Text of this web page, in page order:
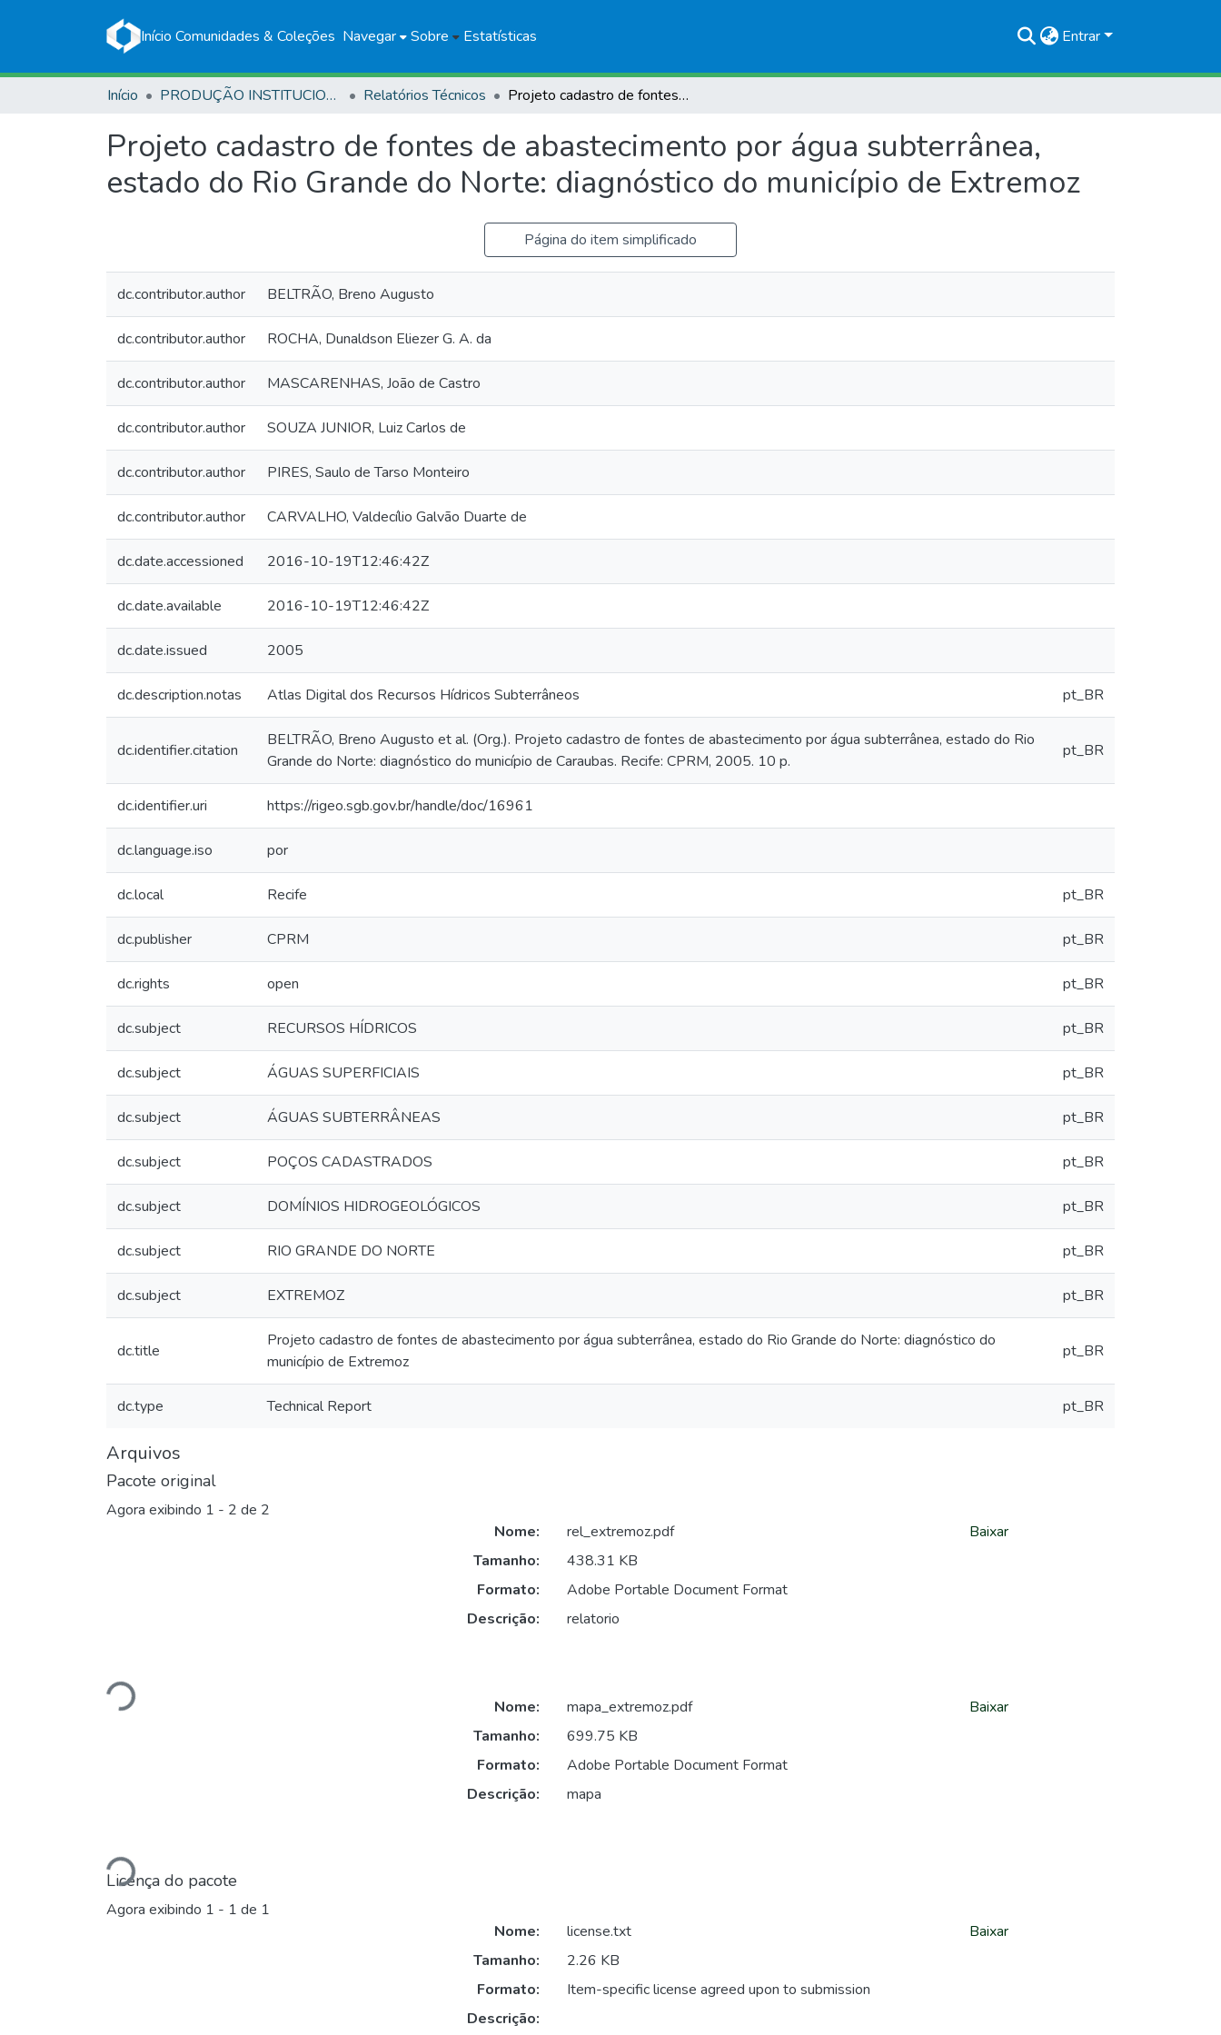
Início Comunidades & Coleções Navegar Sobre Estatísticas Entrar
Início PRODUÇÃO INSTITUCIONAL Relatórios Técnicos Projeto cadastro de fontes de abastecimento por água subterrânea, estado do Rio Grande do Norte: diagnóstico do município de Extremoz
Projeto cadastro de fontes de abastecimento por água subterrânea,
estado do Rio Grande do Norte: diagnóstico do município de Extremoz
Página do item simplificado
dc.contributor.author BELTRÃO, Breno Augusto
dc.contributor.author ROCHA, Dunaldson Eliezer G. A. da
dc.contributor.author MASCARENHAS, João de Castro
dc.contributor.author SOUZA JUNIOR, Luiz Carlos de
dc.contributor.author PIRES, Saulo de Tarso Monteiro
dc.contributor.author CARVALHO, Valdecílio Galvão Duarte de
dc.date.accessioned 2016-10-19T12:46:42Z
dc.date.available 2016-10-19T12:46:42Z
dc.date.issued 2005
dc.description.notas Atlas Digital dos Recursos Hídricos Subterrâneos pt_BR
dc.identifier.citation
BELTRÃO, Breno Augusto et al. (Org.). Projeto cadastro de fontes de abastecimento por água subterrânea, estado do Rio
Grande do Norte: diagnóstico do município de Caraubas. Recife: CPRM, 2005. 10 p.
pt_BR
dc.identifier.uri https://rigeo.sgb.gov.br/handle/doc/16961
dc.language.iso por
dc.local Recife pt_BR
dc.publisher CPRM pt_BR
dc.rights open pt_BR
dc.subject RECURSOS HÍDRICOS pt_BR
dc.subject ÁGUAS SUPERFICIAIS pt_BR
dc.subject ÁGUAS SUBTERRÂNEAS pt_BR
dc.subject POÇOS CADASTRADOS pt_BR
dc.subject DOMÍNIOS HIDROGEOLÓGICOS pt_BR
dc.subject RIO GRANDE DO NORTE pt_BR
dc.subject EXTREMOZ pt_BR
dc.title
Projeto cadastro de fontes de abastecimento por água subterrânea, estado do Rio Grande do Norte: diagnóstico do
município de Extremoz
pt_BR
dc.type Technical Report pt_BR
Arquivos
Pacote original
Agora exibindo 1 - 2 de 2
Carregando...
Nome:
rel_extremoz.pdf
Tamanho:
438.31 KB
Formato:
Adobe Portable Document Format
Descrição:
relatorio
Baixar
Carregando...
Nome:
mapa_extremoz.pdf
Tamanho:
699.75 KB
Formato:
Adobe Portable Document Format
Descrição:
mapa
Baixar
Licença do pacote
Agora exibindo 1 - 1 de 1
Nome:
license.txt
Tamanho:
2.26 KB
Formato:
Item-specific license agreed upon to submission
Descrição:
Baixar